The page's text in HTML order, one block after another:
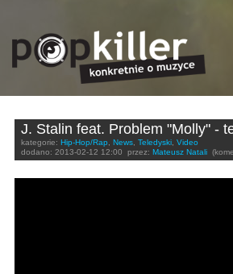
J. Stalin feat. Problem "Molly" -
kategorie: Hip-Hop/Rap, News, Teledyski, Video
dodano: 2013-02-12 12:00 przez: Mateusz Natali